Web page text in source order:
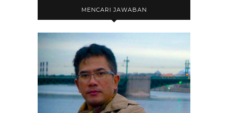
MENCARI JAWABAN